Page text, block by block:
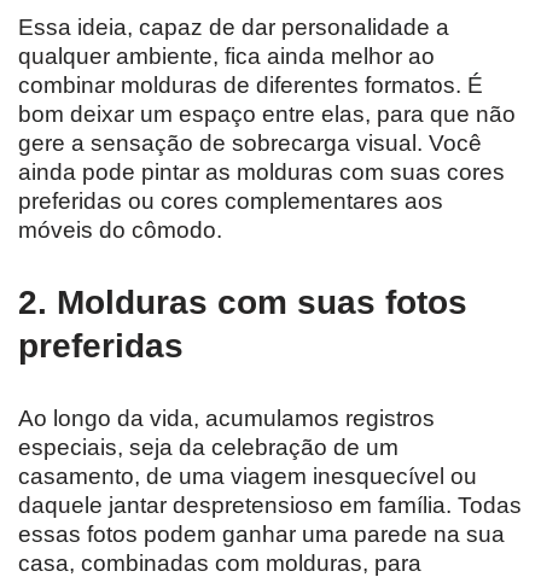
Essa ideia, capaz de dar personalidade a
qualquer ambiente, fica ainda melhor ao
combinar molduras de diferentes formatos. É
bom deixar um espaço entre elas, para que não
gere a sensação de sobrecarga visual. Você
ainda pode pintar as molduras com suas cores
preferidas ou cores complementares aos
móveis do cômodo.
2. Molduras com suas fotos
preferidas
Ao longo da vida, acumulamos registros
especiais, seja da celebração de um
casamento, de uma viagem inesquecível ou
daquele jantar despretensioso em família. Todas
essas fotos podem ganhar uma parede na sua
casa, combinadas com molduras, para